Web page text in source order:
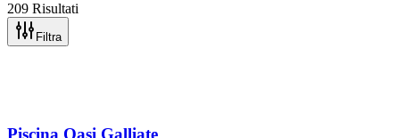
209 Risultati
Filtra
Piscina Oasi Galliate